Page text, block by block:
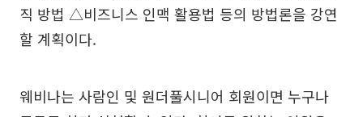
직 방법 △비즈니스 인맥 활용법 등의 방법론을 강연
할 계획이다.
웨비나는 사람인 및 원더풀시니어 회원이면 누구나